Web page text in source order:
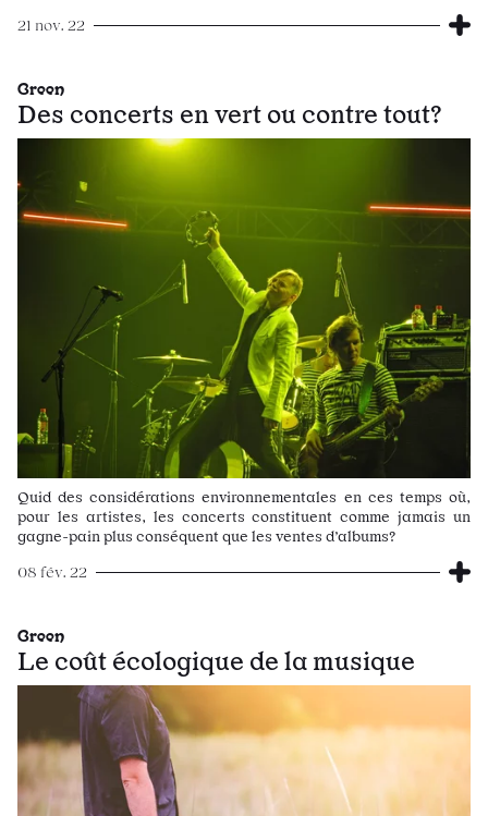
21 nov. 22
Green
Des concerts en vert ou contre tout?
Quid des considérations environnementales en ces temps où,
pour les artistes, les concerts constituent comme jamais un
gagne-pain plus conséquent que les ventes d’albums?
08 fév. 22
Green
Le coût écologique de la musique